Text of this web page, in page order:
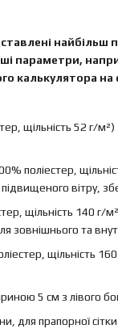
найбільш
параметри,
калькулятора на
щільність 52 г/
поліестер,
вітру,
щільність 140 г/
зовнішнього та
щільність
5 см з лівого
для прапорної